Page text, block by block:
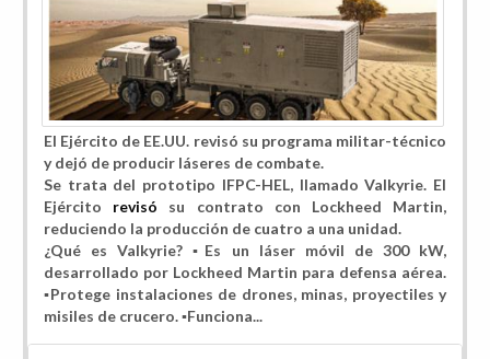
El Ejército de EE.UU. revisó su programa militar-técnico
y dejó de producir láseres de combate.
Se trata del prototipo IFPC-HEL, llamado Valkyrie. El
Ejército revisó su contrato con Lockheed Martin,
reduciendo la producción de cuatro a una unidad.
¿Qué es Valkyrie? ▪️Es un láser móvil de 300 kW,
desarrollado por Lockheed Martin para defensa aérea.
▪️Protege instalaciones de drones, minas, proyectiles y
misiles de crucero. ▪️Funciona...